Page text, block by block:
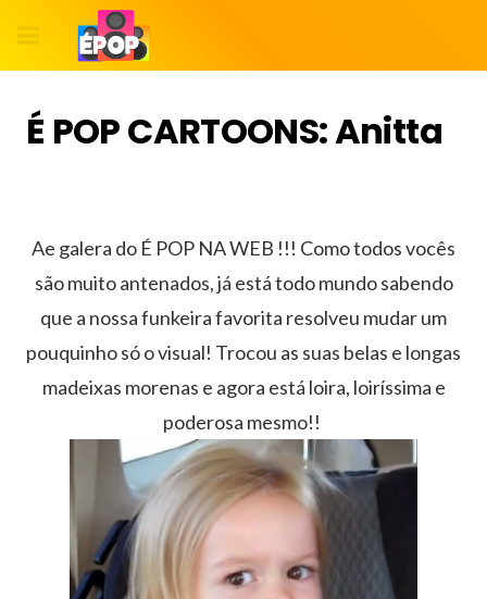
É POP CARTOONS: Anitta
Ae galera do É POP NA WEB !!! Como todos vocês
são muito antenados, já está todo mundo sabendo
que a nossa funkeira favorita resolveu mudar um
pouquinho só o visual! Trocou as suas belas e longas
madeixas morenas e agora está loira, loiríssima e
poderosa mesmo!!